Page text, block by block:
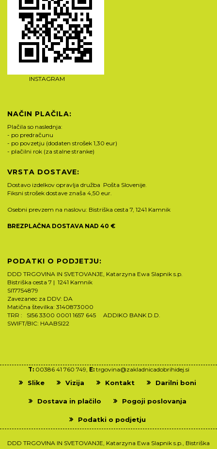
INSTAGRAM
NAČIN PLAČILA:
Plačila so naslednja:
- po predračunu
- po povzetju (dodaten strošek 1,30 eur)
- plačilni rok (za stalne stranke)
VRSTA DOSTAVE:
Dostavo izdelkov opravlja družba Pošta Slovenije.
Fiksni strošek dostave znaša 4,50 eur.
Osebni prevzem na naslovu: Bistriška cesta 7, 1241 Kamnik
BREZPLAČNA DOSTAVA NAD 40 €
PODATKI O PODJETJU:
DDD TRGOVINA IN SVETOVANJE, Katarzyna Ewa Slapnik s.p.
Bistriška cesta 7 | 1241 Kamnik
SI17754879
Zavezanec za DDV: DA
Matična številka: 3140873000
TRR : SI56 3300 0001 1657 645 ADDIKO BANK D.D.
SWIFT/BIC: HAABSI22
T:00386 41 760 749, E: trgovina@zakladnicadobrihidej.si
Slike Vizija Kontakt Darilni boni
Dostava in plačilo Pogoji poslovanja
Podatki o podjetju
DDD TRGOVINA IN SVETOVANJE, Katarzyna Ewa Slapnik s.p., Bistriška